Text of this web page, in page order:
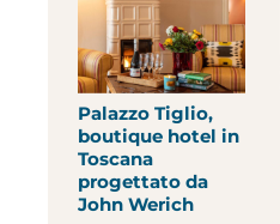
Palazzo Tiglio,
boutique hotel in
Toscana
progettato da
John Werich